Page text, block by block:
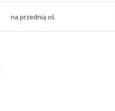
na przednią oś